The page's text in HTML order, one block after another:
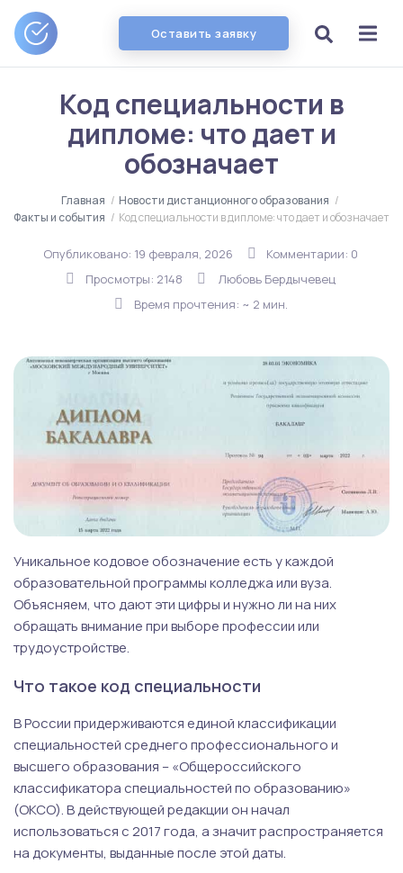
Оставить заявку
Код специальности в
дипломе: что дает и
обозначает
Главная / Новости дистанционного образования /
Факты и события / Код специальности в дипломе: что дает и обозначает
Опубликовано: 19 февраля, 2026
Комментарии: 0
Просмотры: 2148
Любовь Бердычевец
Время прочтения: ~ 2 мин.
Уникальное кодовое обозначение есть у каждой
образовательной программы колледжа или вуза.
Объясняем, что дают эти цифры и нужно ли на них
обращать внимание при выборе профессии или
трудоустройстве.
Что такое код специальности
В России придерживаются единой классификации
специальностей среднего профессионального и
высшего образования – «Общероссийского
классификатора специальностей по образованию»
(ОКСО). В действующей редакции он начал
использоваться с 2017 года, а значит распространяется
на документы, выданные после этой даты.